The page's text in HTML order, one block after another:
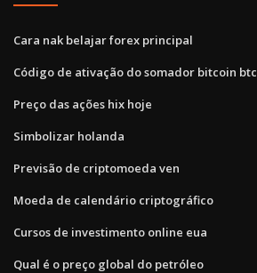
Cara nak belajar forex principal
Código de ativação do somador bitcoin btc
Preço das ações hix hoje
Simbolizar holanda
Previsão de criptomoeda ven
Moeda de calendário criptográfico
Cursos de investimento online eua
Qual é o preço global do petróleo